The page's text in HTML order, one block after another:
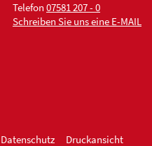
Telefon 07581 207 - 0
Schreiben Sie uns eine E-MAIL
Datenschutz Druckansicht